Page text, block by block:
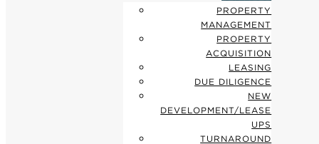
PROPERTY
MANAGEMENT
PROPERTY
ACQUISITION
LEASING
DUE DILIGENCE
NEW
DEVELOPMENT/LEASE
UPS
TURNAROUND